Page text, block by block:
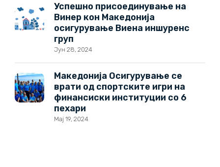
Успешно присоединување на
Винер кон Македонија
осигурување Виена иншуренс
груп
Јун 28, 2024
Македонија Осигурување се
врати од спортските игри на
финансиски институции со 6
пехари
Мај 19, 2024